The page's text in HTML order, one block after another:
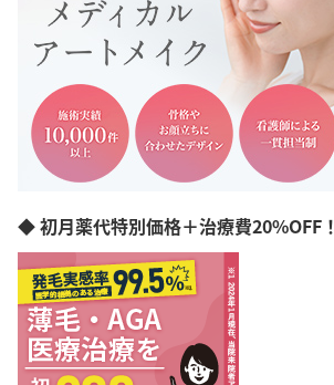
武蔵野市
立川市
八王子市
千代田区
品川区
中野区
◆ 初月薬代特別価格＋治療費20%OFF！